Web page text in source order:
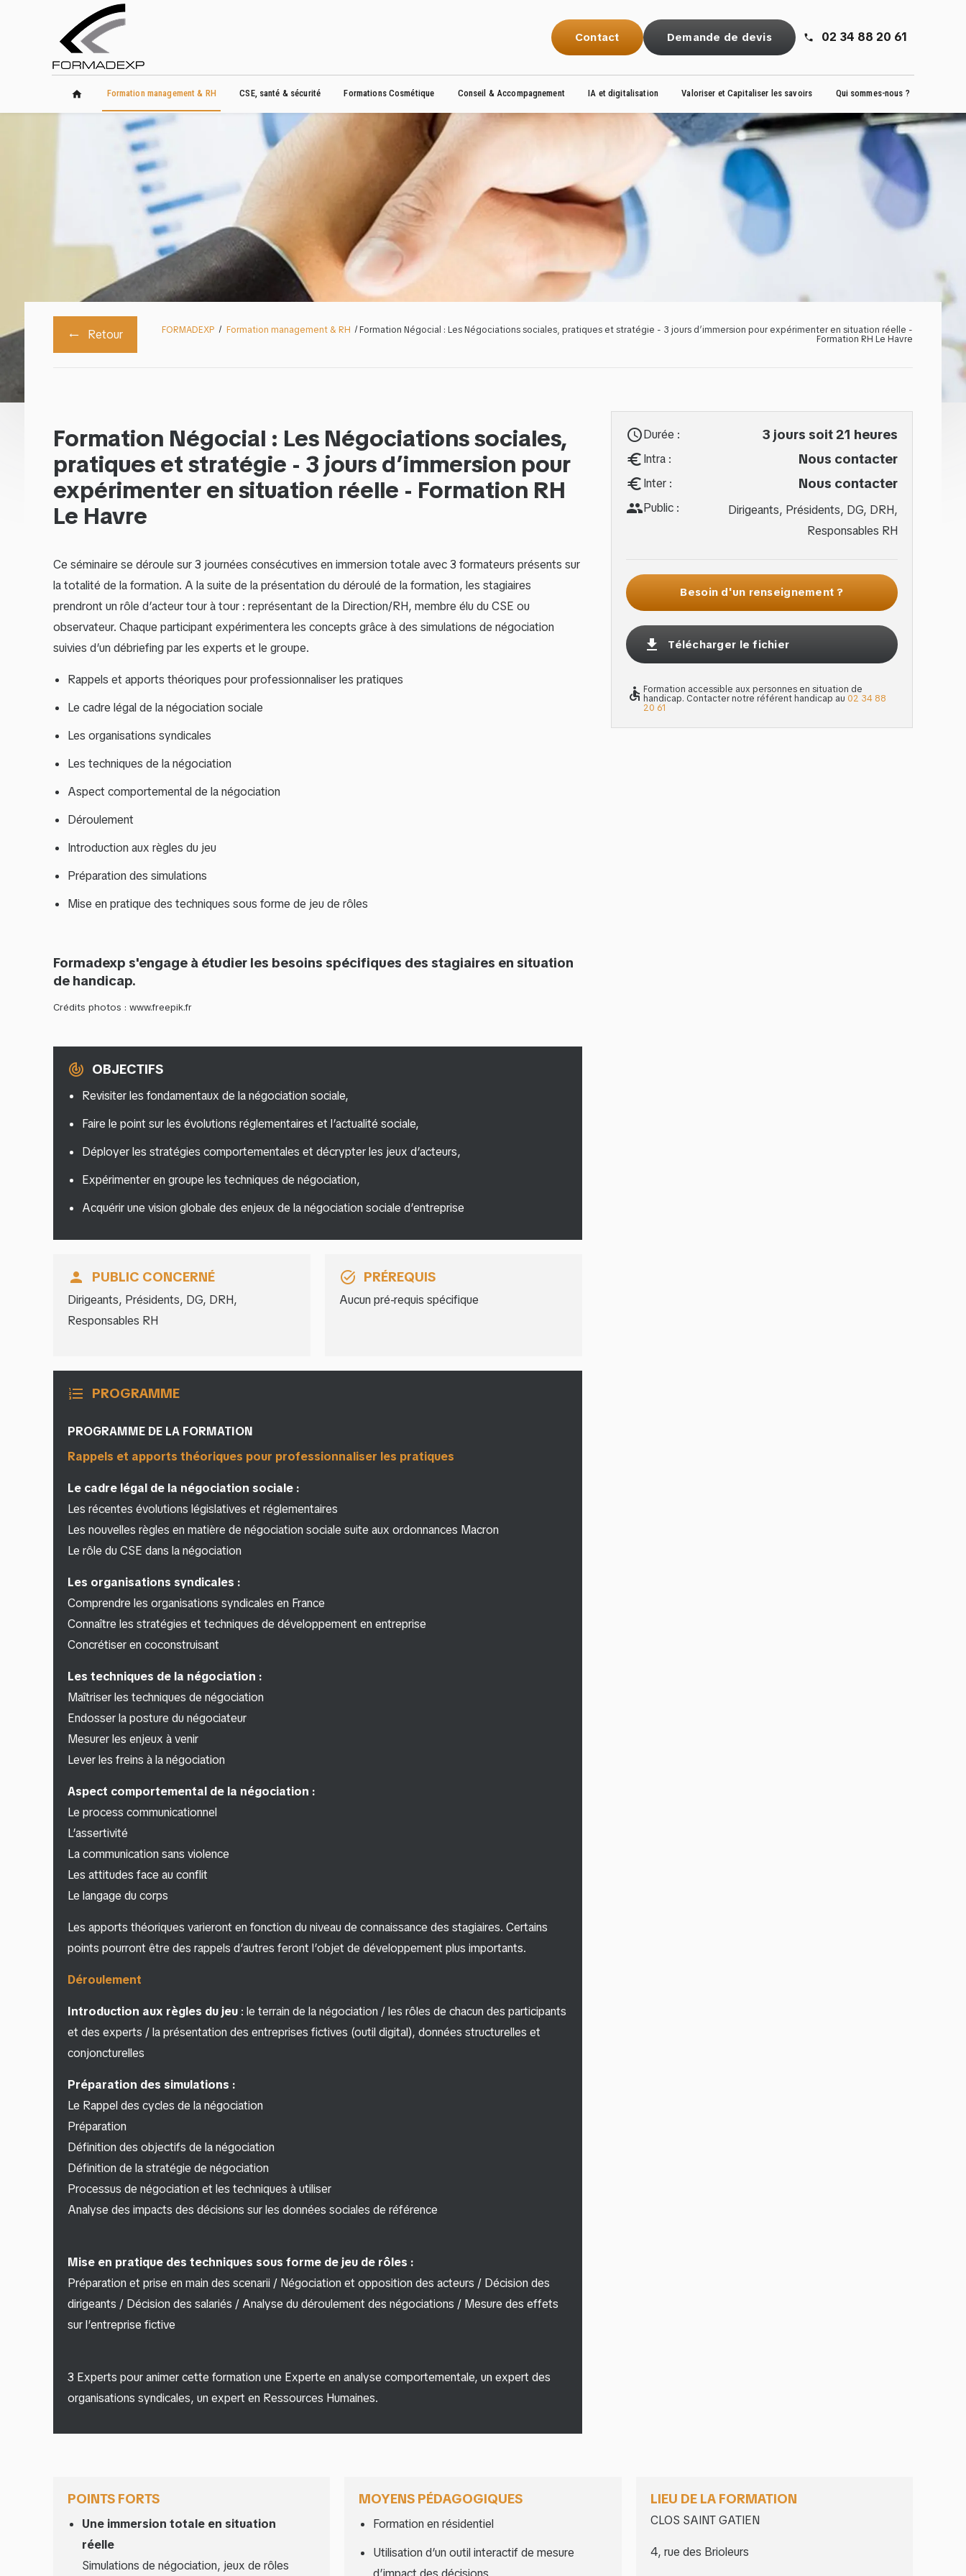
Contact Demande de devis 02 34 88 20 61
home Formation management & RH CSE, santé & sécurité Formations Cosmétique Conseil & Accompagnement IA et digitalisation Valoriser et Capitaliser les savoirs Qui sommes-nous ?
FORMADEXP Formation management & RH
Formation Négocial : Les Négociations sociales, pratiques et stratégie - 3 jours d’immersion pour expérimenter en situation réelle -
Formation RH Le Havre
Retour
Formation Négocial : Les Négociations sociales,
pratiques et stratégie - 3 jours d’immersion pour
expérimenter en situation réelle - Formation RH
Le Havre
Ce séminaire se déroule sur 3 journées consécutives en immersion totale avec 3 formateurs présents sur
la totalité de la formation. A la suite de la présentation du déroulé de la formation, les stagiaires
prendront un rôle d’acteur tour à tour : représentant de la Direction/RH, membre élu du CSE ou
observateur. Chaque participant expérimentera les concepts grâce à des simulations de négociation
suivies d’un débriefing par les experts et le groupe.
Rappels et apports théoriques pour professionnaliser les pratiques
Le cadre légal de la négociation sociale
Les organisations syndicales
Les techniques de la négociation
Aspect comportemental de la négociation
Déroulement
Introduction aux règles du jeu
Préparation des simulations
Mise en pratique des techniques sous forme de jeu de rôles
Formadexp s'engage à étudier les besoins spécifiques des stagiaires en situation
de handicap.
Crédits photos : www.freepik.fr
track_changes OBJECTIFS
Revisiter les fondamentaux de la négociation sociale,
Faire le point sur les évolutions réglementaires et l’actualité sociale,
Déployer les stratégies comportementales et décrypter les jeux d’acteurs,
Expérimenter en groupe les techniques de négociation,
Acquérir une vision globale des enjeux de la négociation sociale d’entreprise
person PUBLIC CONCERNÉ
Dirigeants, Présidents, DG, DRH,
Responsables RH
task_alt PRÉREQUIS
Aucun pré-requis spécifique
format_list_numbered PROGRAMME
PROGRAMME DE LA FORMATION
Rappels et apports théoriques pour professionnaliser les pratiques
Le cadre légal de la négociation sociale :
Les récentes évolutions législatives et réglementaires
Les nouvelles règles en matière de négociation sociale suite aux ordonnances Macron
Le rôle du CSE dans la négociation
Les organisations syndicales :
Comprendre les organisations syndicales en France
Connaître les stratégies et techniques de développement en entreprise
Concrétiser en coconstruisant
Les techniques de la négociation :
Maîtriser les techniques de négociation
Endosser la posture du négociateur
Mesurer les enjeux à venir
Lever les freins à la négociation
Aspect comportemental de la négociation :
Le process communicationnel
L’assertivité
La communication sans violence
Les attitudes face au conflit
Le langage du corps
Les apports théoriques varieront en fonction du niveau de connaissance des stagiaires. Certains
points pourront être des rappels d’autres feront l’objet de développement plus importants.
Déroulement
Introduction aux règles du jeu: le terrain de la négociation / les rôles de chacun des participants
et des experts / la présentation des entreprises fictives (outil digital), données structurelles et
conjoncturelles
Préparation des simulations :
Le Rappel des cycles de la négociation
Préparation
Définition des objectifs de la négociation
Définition de la stratégie de négociation
Processus de négociation et les techniques à utiliser
Analyse des impacts des décisions sur les données sociales de référence
Mise en pratique des techniques sous forme de jeu de rôles :
Préparation et prise en main des scenarii / Négociation et opposition des acteurs / Décision des
dirigeants / Décision des salariés / Analyse du déroulement des négociations / Mesure des effets
sur l’entreprise fictive
3 Experts pour animer cette formation une Experte en analyse comportementale, un expert des
organisations syndicales, un expert en Ressources Humaines.
scheduleDurée : 3 jours soit 21 heures
euroIntra : Nous contacter
euroInter : Nous contacter
groupPublic :
Dirigeants, Présidents, DG, DRH,
Responsables RH
Besoin d'un renseignement ?
get_app Télécharger le fichier
accessible Formation accessible aux personnes en situation de
handicap. Contacter notre référent handicap au 02 34 88
20 61
POINTS FORTS
Une immersion totale en situation
réelle
Simulations de négociation, jeux de rôles
MOYENS PÉDAGOGIQUES
Formation en résidentiel
Utilisation d’un outil interactif de mesure
LIEU DE LA FORMATION
CLOS SAINT GATIEN
4, rue des Brioleurs
Panneau de gestion des cookies